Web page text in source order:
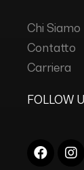
Chi Siamo
Contatto
Carriera
FOLLOW